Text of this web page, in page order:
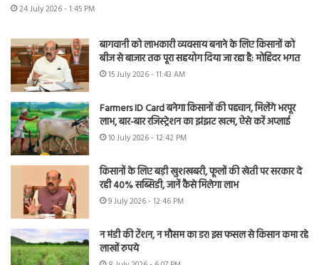
24 July 2026 - 1:45 PM
बागवानी को लाभकारी व्यवसाय बनाने के लिए किसानों को
बीज से बाजार तक पूरा सहयोग दिया जा रहा है: मोहिंदर भगत
15 July 2026 - 11:43 AM
Farmers ID Card बनेगा किसानों की पहचान, मिलेंगे भरपूर
लाभ, बार-बार रजिस्ट्रेशन का झंझट खत्म, ऐसे करें अप्लाई
10 July 2026 - 12:42 PM
किसानों के लिए बड़ी खुशखबरी, फूलों की खेती पर सरकार दे
रही 40% सब्सिडी, जानें कैसे मिलेगा लाभ
9 July 2026 - 12:46 PM
न मंडी की टेंशन, न मौसम का डर! इस फसल से किसान कमा रहे
लाखों रुपये